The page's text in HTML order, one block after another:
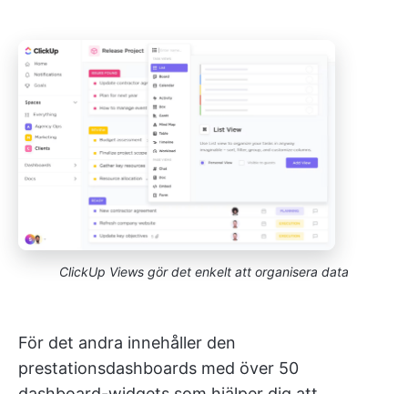
ClickUp Views gör det enkelt att organisera data
För det andra innehåller den
prestationsdashboards med över 50